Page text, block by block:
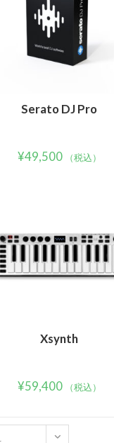
Serato DJ Pro
¥49,500 （税込）
Xsynth
¥59,400 （税込）